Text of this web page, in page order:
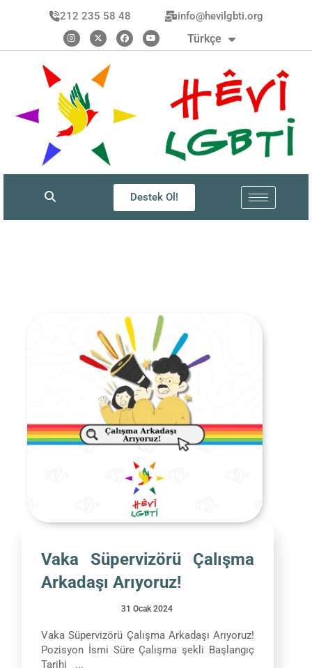
212 235 58 48 info@hevilgbti.org
Türkçe
العربية
فارسی
Destek Ol!
Vaka Süpervizörü Çalışma
Arkadaşı Arıyoruz!
31 Ocak 2024
Vaka Süpervizörü Çalışma Arkadaşı Arıyoruz!
Pozisyon İsmi Süre Çalışma şekli Başlangıç
Tarihi ...